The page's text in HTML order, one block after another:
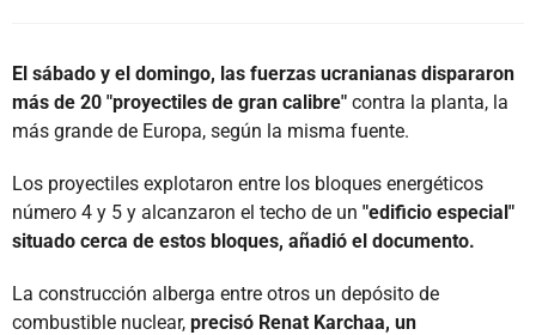
El sábado y el domingo, las fuerzas ucranianas dispararon
más de 20 "proyectiles de gran calibre" contra la planta, la
más grande de Europa, según la misma fuente.
Los proyectiles explotaron entre los bloques energéticos
número 4 y 5 y alcanzaron el techo de un "edificio especial"
situado cerca de estos bloques, añadió el documento.
La construcción alberga entre otros un depósito de
combustible nuclear, precisó Renat Karchaa, un